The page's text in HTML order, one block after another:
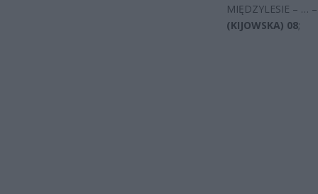
MIĘDZYLESIE – …
(KIJOWSKA) 08;